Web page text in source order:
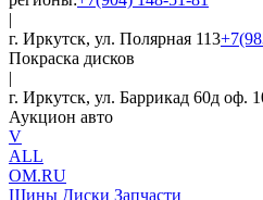
|
г. Иркутск, ул. Полярная 113
Покраска дисков
|
г. Иркутск, ул. Баррикад 60д оф.
Аукцион авто
V
ALL
OM.RU
Шины Диски Запчасти